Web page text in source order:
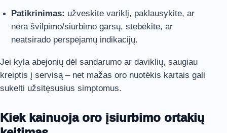
Patikrinimas: užveskite variklį, paklausykite, ar
nėra švilpimo/siurbimo garsų, stebėkite, ar
neatsirado perspėjamų indikacijų.
Jei kyla abejonių dėl sandarumo ar daviklių, saugiau
kreiptis į servisą – net mažas oro nuotėkis kartais gali
sukelti užsitęsusius simptomus.
Kiek kainuoja oro įsiurbimo ortakių